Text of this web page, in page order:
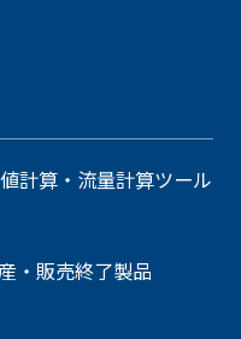
計算・流量計算ツール
・販売終了製品